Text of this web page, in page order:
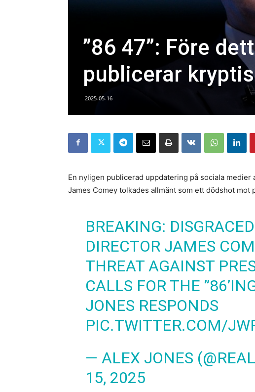
”86 47”: Före
publicerar
2025-05-16
En nyligen publicerad uppdatering på sociala
James Comey tolkades allmänt som ett dödshot mot
BREAKING:
DIRECTOR JAMES
THREAT AGAINST
CALLS FOR THE
JONES RESPONDS
PIC.TWITTER.COM/
— ALEX JONES
15, 2025